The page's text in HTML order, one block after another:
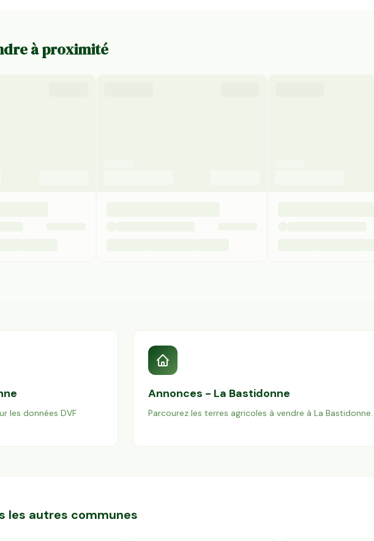
à proximité
les données DVF
Annonces - La Bastidonne
Parcourez les terres agricoles à vendre à La Bastidonne.
les autres communes